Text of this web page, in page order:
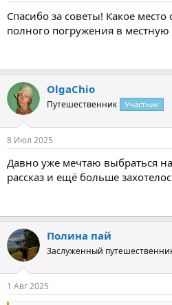
Спасибо за советы! Какое место
полного погружения в местную
OlgaChio
Путешественник Участник
8 Июл 2025
Давно уже мечтаю выбраться
рассказ и ещё больше
Полина пай
Заслуженный
1 Авг 2025